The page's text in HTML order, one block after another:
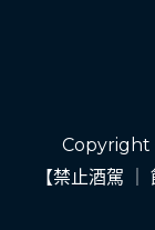
Copyright
【禁止酒駕